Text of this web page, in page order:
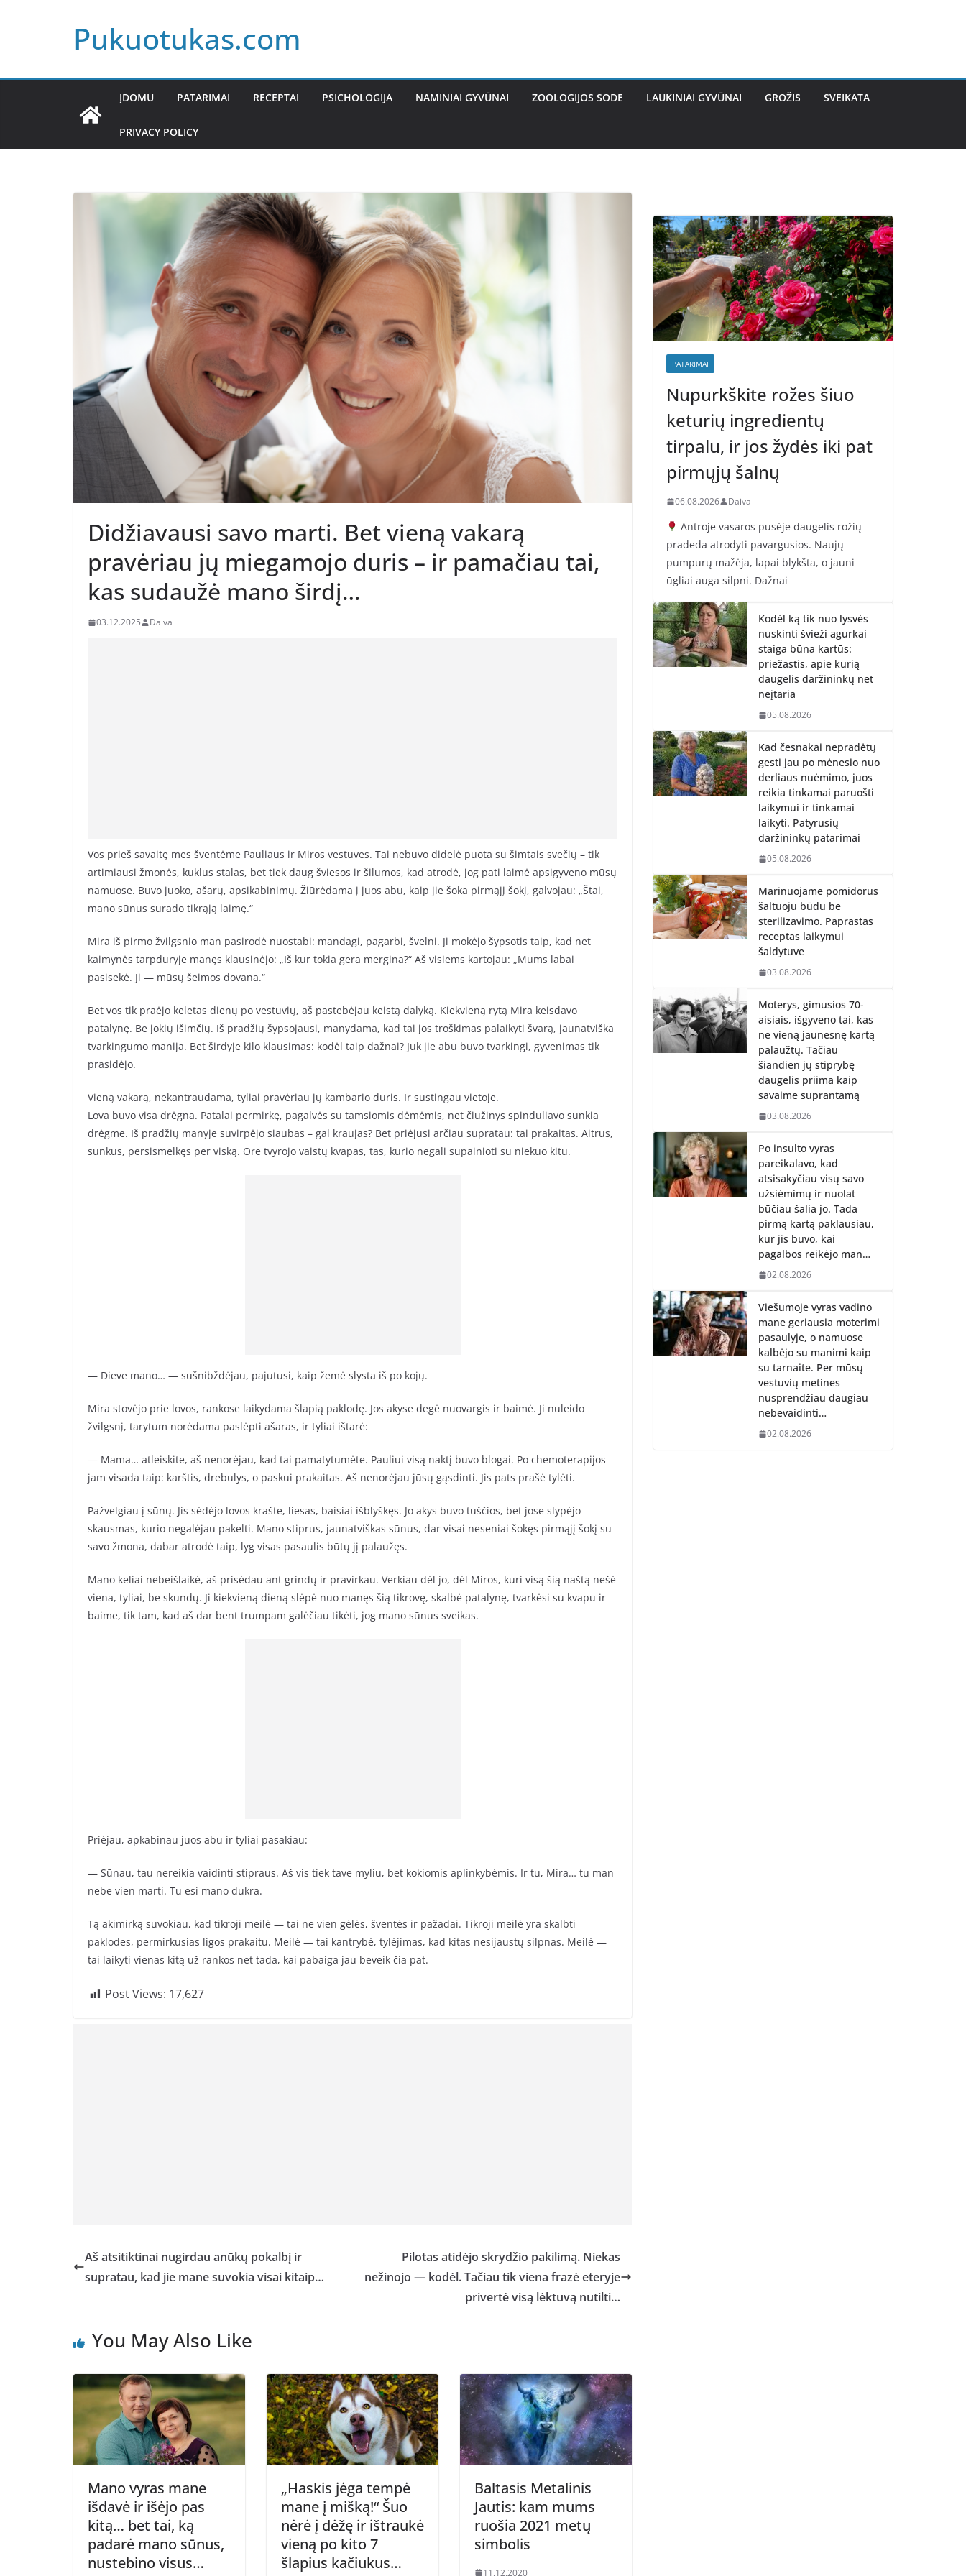
Pukuotukas.com
ĮDOMU PATARIMAI RECEPTAI PSICHOLOGIJA NAMINIAI GYVŪNAI ZOOLOGIJOS SODE LAUKINIAI GYVŪNAI GROŽIS SVEIKATA
PRIVACY POLICY
Didžiavausi savo marti. Bet vieną vakarą
pravėriau jų miegamojo duris – ir pamačiau tai,
kas sudaužė mano širdį…
03.12.2025 Daiva
Vos prieš savaitę mes šventėme Pauliaus ir Miros vestuves. Tai nebuvo didelė puota su šimtais svečių – tik
artimiausi žmonės, kuklus stalas, bet tiek daug šviesos ir šilumos, kad atrodė, jog pati laimė apsigyveno mūsų
namuose. Buvo juoko, ašarų, apsikabinimų. Žiūrėdama į juos abu, kaip jie šoka pirmąjį šokį, galvojau: „Štai,
mano sūnus surado tikrąją laimę.“
Mira iš pirmo žvilgsnio man pasirodė nuostabi: mandagi, pagarbi, švelni. Ji mokėjo šypsotis taip, kad net
kaimynės tarpduryje manęs klausinėjo: „Iš kur tokia gera mergina?“ Aš visiems kartojau: „Mums labai
pasisekė. Ji — mūsų šeimos dovana.“
Bet vos tik praėjo keletas dienų po vestuvių, aš pastebėjau keistą dalyką. Kiekvieną rytą Mira keisdavo
patalynę. Be jokių išimčių. Iš pradžių šypsojausi, manydama, kad tai jos troškimas palaikyti švarą, jaunatviška
tvarkingumo manija. Bet širdyje kilo klausimas: kodėl taip dažnai? Juk jie abu buvo tvarkingi, gyvenimas tik
prasidėjo.
Vieną vakarą, nekantraudama, tyliai pravėriau jų kambario duris. Ir sustingau vietoje.
Lova buvo visa drėgna. Patalai permirkę, pagalvės su tamsiomis dėmėmis, net čiužinys spinduliavo sunkia
drėgme. Iš pradžių manyje suvirpėjo siaubas – gal kraujas? Bet priėjusi arčiau supratau: tai prakaitas. Aitrus,
sunkus, persismelkęs per viską. Ore tvyrojo vaistų kvapas, tas, kurio negali supainioti su niekuo kitu.
— Dieve mano… — sušnibždėjau, pajutusi, kaip žemė slysta iš po kojų.
Mira stovėjo prie lovos, rankose laikydama šlapią paklodę. Jos akyse degė nuovargis ir baimė. Ji nuleido
žvilgsnį, tarytum norėdama paslėpti ašaras, ir tyliai ištarė:
— Mama… atleiskite, aš nenorėjau, kad tai pamatytumėte. Pauliui visą naktį buvo blogai. Po chemoterapijos
jam visada taip: karštis, drebulys, o paskui prakaitas. Aš nenorėjau jūsų gąsdinti. Jis pats prašė tylėti.
Pažvelgiau į sūnų. Jis sėdėjo lovos krašte, liesas, baisiai išblyškęs. Jo akys buvo tuščios, bet jose slypėjo
skausmas, kurio negalėjau pakelti. Mano stiprus, jaunatviškas sūnus, dar visai neseniai šokęs pirmąjį šokį su
savo žmona, dabar atrodė taip, lyg visas pasaulis būtų jį palaužęs.
Mano keliai nebeišlaikė, aš prisėdau ant grindų ir pravirkau. Verkiau dėl jo, dėl Miros, kuri visą šią naštą nešė
viena, tyliai, be skundų. Ji kiekvieną dieną slėpė nuo manęs šią tikrovę, skalbė patalynę, tvarkėsi su kvapu ir
baime, tik tam, kad aš dar bent trumpam galėčiau tikėti, jog mano sūnus sveikas.
Priėjau, apkabinau juos abu ir tyliai pasakiau:
— Sūnau, tau nereikia vaidinti stipraus. Aš vis tiek tave myliu, bet kokiomis aplinkybėmis. Ir tu, Mira… tu man
nebe vien marti. Tu esi mano dukra.
Tą akimirką suvokiau, kad tikroji meilė — tai ne vien gėlės, šventės ir pažadai. Tikroji meilė yra skalbti
paklodes, permirkusias ligos prakaitu. Meilė — tai kantrybė, tylėjimas, kad kitas nesijaustų silpnas. Meilė —
tai laikyti vienas kitą už rankos net tada, kai pabaiga jau beveik čia pat.
Post Views: 17,627
Aš atsitiktinai nugirdau anūkų pokalbį ir
supratau, kad jie mane suvokia visai kitaip…
Pilotas atidėjo skrydžio pakilimą. Niekas
nežinojo — kodėl. Tačiau tik viena frazė eteryje
privertė visą lėktuvą nutilti…
You May Also Like
Mano vyras mane
išdavė ir išėjo pas
kitą… bet tai, ką
padarė mano sūnus,
nustebino visus…
„Haskis jėga tempė
mane į mišką!“ Šuo
nėrė į dėžę ir ištraukė
vieną po kito 7
šlapius kačiukus…
Baltasis Metalinis
Jautis: kam mums
ruošia 2021 metų
simbolis
11.12.2020
PATARIMAI
Nupurkškite rožes šiuo
keturių ingredientų
tirpalu, ir jos žydės iki pat
pirmųjų šalnų
06.08.2026 Daiva
Antroje vasaros pusėje daugelis rožių
pradeda atrodyti pavargusios. Naujų
pumpurų mažėja, lapai blykšta, o jauni
ūgliai auga silpni. Dažnai
Kodėl ką tik nuo lysvės
nuskinti švieži agurkai
staiga būna kartūs:
priežastis, apie kurią
daugelis daržininkų net
neįtaria
05.08.2026
Kad česnakai nepradėtų
gesti jau po mėnesio nuo
derliaus nuėmimo, juos
reikia tinkamai paruošti
laikymui ir tinkamai
laikyti. Patyrusių
daržininkų patarimai
05.08.2026
Marinuojame pomidorus
šaltuoju būdu be
sterilizavimo. Paprastas
receptas laikymui
šaldytuve
03.08.2026
Moterys, gimusios 70-
aisiais, išgyveno tai, kas
ne vieną jaunesnę kartą
palaužtų. Tačiau
šiandien jų stiprybę
daugelis priima kaip
savaime suprantamą
03.08.2026
Po insulto vyras
pareikalavo, kad
atsisakyčiau visų savo
užsiėmimų ir nuolat
būčiau šalia jo. Tada
pirmą kartą paklausiau,
kur jis buvo, kai
pagalbos reikėjo man…
02.08.2026
Viešumoje vyras vadino
mane geriausia moterimi
pasaulyje, o namuose
kalbėjo su manimi kaip
su tarnaite. Per mūsų
vestuvių metines
nusprendžiau daugiau
nebevaidinti…
02.08.2026